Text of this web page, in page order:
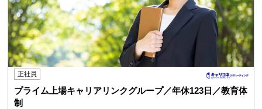
正社員
プライム上場キャリアリンクグループ／年休123日／教育体
制